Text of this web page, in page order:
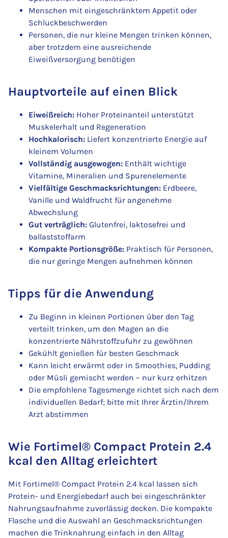
Menschen mit eingeschränktem Appetit oder
Schluckbeschwerden
Personen, die nur kleine Mengen trinken können,
aber trotzdem eine ausreichende
Eiweißversorgung benötigen
Hauptvorteile auf einen Blick
Eiweißreich: Hoher Proteinanteil unterstützt
Muskelerhalt und Regeneration
Hochkalorisch: Liefert konzentrierte Energie auf
kleinem Volumen
Vollständig ausgewogen: Enthält wichtige
Vitamine, Mineralien und Spurenelemente
Vielfältige Geschmacksrichtungen: Erdbeere,
Vanille und Waldfrucht für angenehme
Abwechslung
Gut verträglich: Glutenfrei, laktosefrei und
ballaststoffarm
Kompakte Portionsgröße: Praktisch für Personen,
die nur geringe Mengen aufnehmen können
Tipps für die Anwendung
Zu Beginn in kleinen Portionen über den Tag
verteilt trinken, um den Magen an die
konzentrierte Nährstoffzufuhr zu gewöhnen
Gekühlt genießen für besten Geschmack
Kann leicht erwärmt oder in Smoothies, Pudding
oder Müsli gemischt werden – nur kurz erhitzen
Die empfohlene Tagesmenge richtet sich nach dem
individuellen Bedarf; bitte mit Ihrer Ärztin/Ihrem
Arzt abstimmen
Wie Fortimel® Compact Protein 2.4
kcal den Alltag erleichtert
Mit Fortimel® Compact Protein 2.4 kcal lassen sich
Protein- und Energiebedarf auch bei eingeschränkter
Nahrungsaufnahme zuverlässig decken. Die kompakte
Flasche und die Auswahl an Geschmacksrichtungen
machen die Trinknahrung einfach in den Alltag